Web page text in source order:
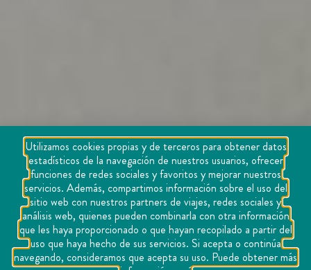
Utilizamos cookies propias y de terceros para obtener datos
estadísticos de la navegación de nuestros usuarios, ofrecer
funciones de redes sociales y favoritos y mejorar nuestros
servicios. Además, compartimos información sobre el uso del
sitio web con nuestros partners de viajes, redes sociales y
análisis web, quienes pueden combinarla con otra información
que les haya proporcionado o que hayan recopilado a partir del
uso que haya hecho de sus servicios. Si acepta o continúa
navegando, consideramos que acepta su uso. Puede obtener más